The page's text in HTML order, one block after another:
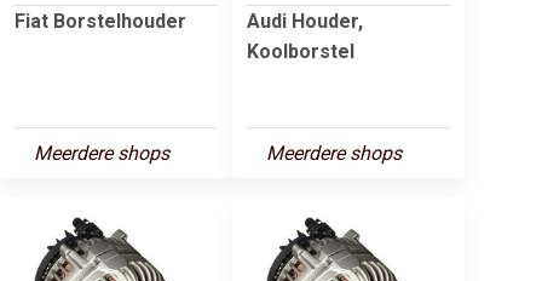
Fiat Borstelhouder
Meerdere shops
Audi Houder,
Koolborstel
Meerdere shops